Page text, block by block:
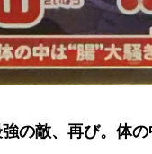
の敵、再び。体